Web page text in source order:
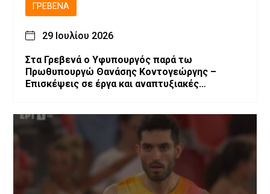
ΓΡΕΒΕΝΆ
29 Ιουλίου 2026
Στα Γρεβενά ο Υφυπουργός παρά τω
Πρωθυπουργώ Θανάσης Κοντογεώργης –
Επισκέψεις σε έργα και αναπτυξιακές